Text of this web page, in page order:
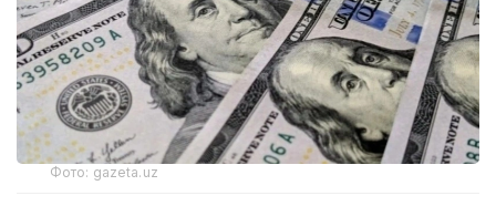
Фото: gazeta.uz